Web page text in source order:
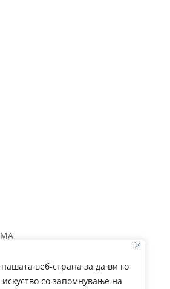
веб-страна за да ви го
со запомнување на